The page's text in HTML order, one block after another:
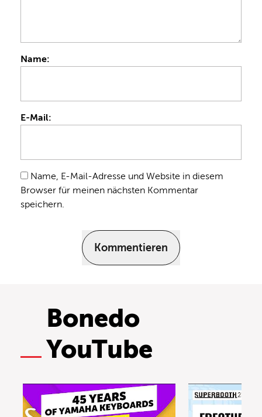
Name:
E-Mail:
Name, E-Mail-Adresse und Website in diesem
Browser für meinen nächsten Kommentar
speichern.
Kommentieren
Bonedo
YouTube